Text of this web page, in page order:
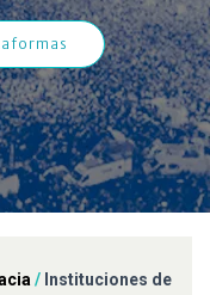
/ Instituciones de